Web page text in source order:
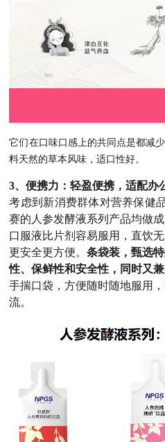
它们在口味口感上的共同点是都减
料天然的草本风味，适口性好。
3、便携力：轻盈便携，适配办
考虑到新消费群体对营养保健
赛的人参发酵液系列产品均做成
口服液比片剂容易服用，直饮
更安全更方便。条袋装，甄选
性、保鲜性和安全性，同时又
手揣口袋，方便随时随地服用
流。